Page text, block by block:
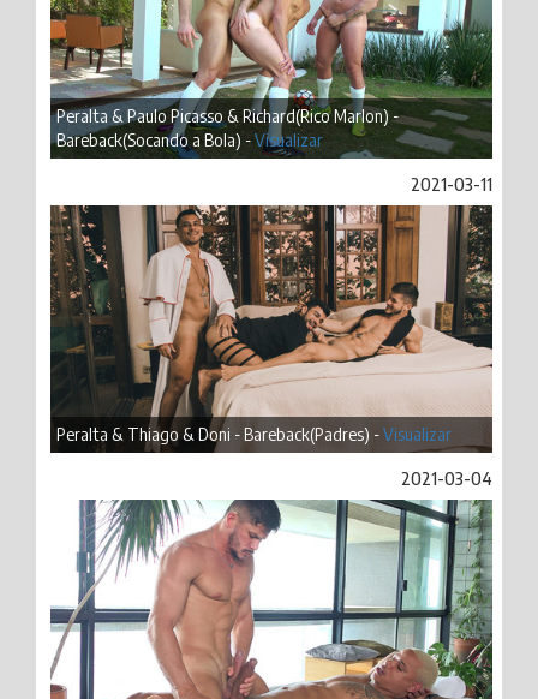
Peralta & Paulo Picasso & Richard(Rico Marlon) -
Bareback(Socando a Bola) -Visualizar
2021-03-11
Peralta & Thiago & Doni - Bareback(Padres) -Visualizar
2021-03-04